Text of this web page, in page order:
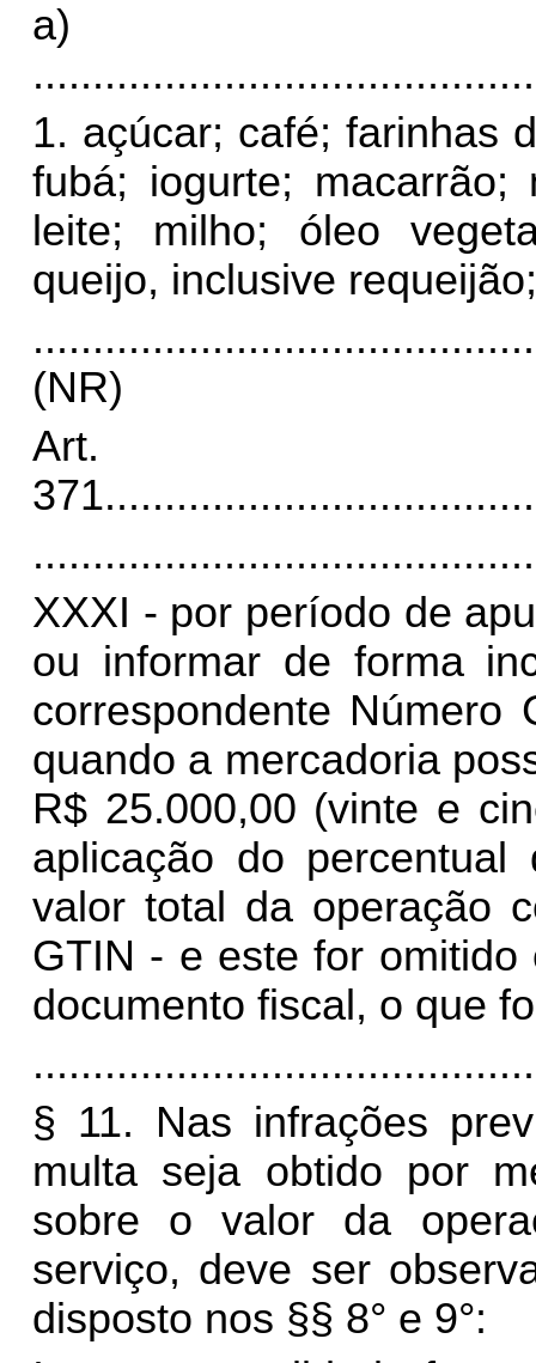
a)
1. açúcar; café; farinhas
fubá; iogurte; macarrão;
leite; milho; óleo
queijo, inclusive
(NR)
Art.
371
XXXI - por período de
ou informar de forma
correspondente Número
quando a mercadoria
R$ 25.000,00 (vinte e
aplicação do
valor total da operação
GTIN - e este for omitido
documento fiscal, o que
§ 11. Nas infrações
multa seja obtido por
sobre o valor da
serviço, deve ser
disposto nos §§ 8° e 9°: